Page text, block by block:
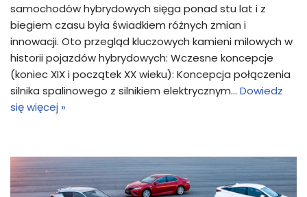
samochodów hybrydowych sięga ponad stu lat i z
biegiem czasu była świadkiem różnych zmian i
innowacji. Oto przegląd kluczowych kamieni milowych w
historii pojazdów hybrydowych: Wczesne koncepcje
(koniec XIX i początek XX wieku): Koncepcja połączenia
silnika spalinowego z silnikiem elektrycznym… Dowiedz
się więcej »